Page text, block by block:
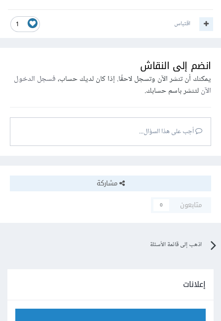
1 اقتباس
انضم إلى النقاش
يمكنك أن تنشر الآن وتسجل لاحقًا. إذا كان لديك حساب،فسجل الدخول
الآنلتنشر باسم حسابك.
أجب على هذا السؤال...
مشاركة
متابعون
0
اذهب إلى قائمة الأسئلة
إعلانات